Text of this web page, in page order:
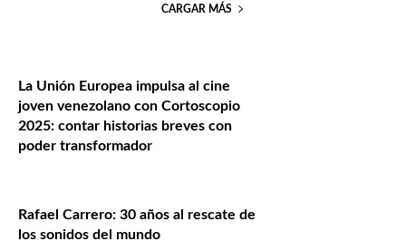
CARGAR MÁS
La Unión Europea impulsa al cine
joven venezolano con Cortoscopio
2025: contar historias breves con
poder transformador
Rafael Carrero: 30 años al rescate de
los sonidos del mundo